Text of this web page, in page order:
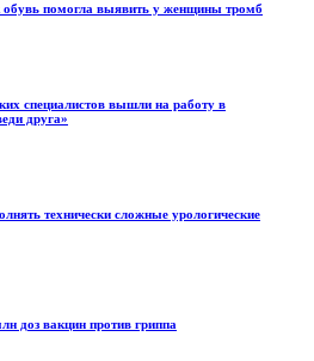
обувь помогла выявить у женщины тромб
специалистов вышли на работу в
друга»
технически сложные урологические
доз вакцин против гриппа